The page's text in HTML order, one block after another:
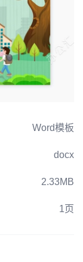
Word模板
docx
2.33MB
1页